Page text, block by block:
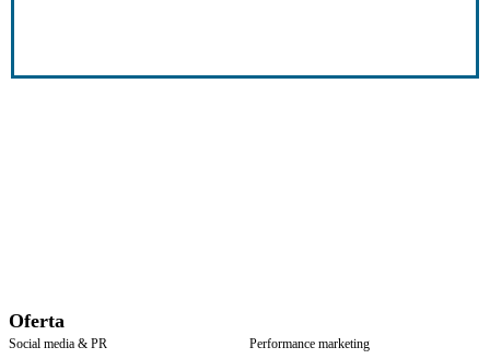
Oferta
Social media & PR
Performance marketing